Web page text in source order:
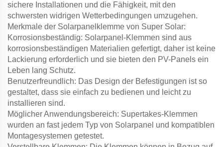
sichere Installationen und die Fähigkeit, mit den
schwersten widrigen Wetterbedingungen umzugehen.
Merkmale der Solarpanelklemme von Super Solar:
Korrosionsbeständig: Solarpanel-Klemmen sind aus
korrosionsbeständigen Materialien gefertigt, daher ist keine
Lackierung erforderlich und sie bieten den PV-Panels ein
Leben lang Schutz.
Benutzerfreundlich: Das Design der Befestigungen ist so
gestaltet, dass sie einfach zu bedienen und leicht zu
installieren sind.
Möglicher Anwendungsbereich: Supertakes-Klemmen
wurden an fast jedem Typ von Solarpanel und kompatiblen
Montagesystemen getestet.